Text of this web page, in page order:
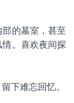
的墓室，甚至
。喜欢夜间探
下难忘回忆。